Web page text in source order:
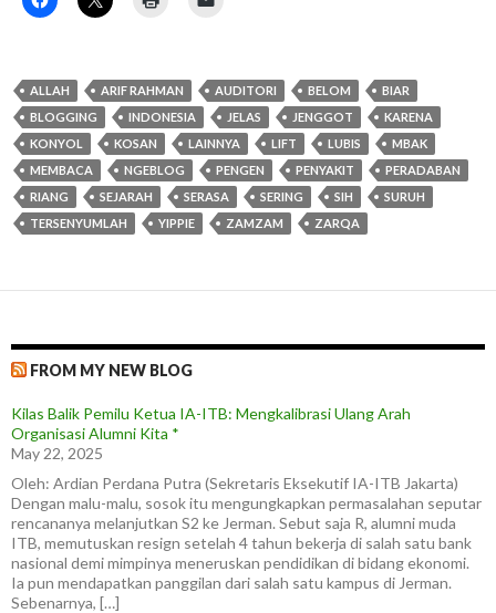
ALLAH ARIF RAHMAN AUDITORI BELOM
BIAR
BLOGGING
INDONESIA JELAS JENGGOT
KARENA
KONYOL
KOSAN LAINNYA LIFT LUBIS
MBAK
MEMBACA
NGEBLOG PENGEN PENYAKIT
PERADABAN
RIANG
SEJARAH SERASA SERING SIH
SURUH
TERSENYUMLAH
YIPPIE ZAMZAM ZARQA
FROM MY NEW BLOG
Kilas Balik Pemilu Ketua IA-ITB: Mengkalibrasi Ulang Arah
Organisasi Alumni Kita *
May 22, 2025
Oleh: Ardian Perdana Putra (Sekretaris Eksekutif IA-ITB Jakarta)
Dengan malu-malu, sosok itu mengungkapkan permasalahan seputar
rencananya melanjutkan S2 ke Jerman. Sebut saja R, alumni muda
ITB, memutuskan resign setelah 4 tahun bekerja di salah satu bank
nasional demi mimpinya meneruskan pendidikan di bidang ekonomi.
Ia pun mendapatkan panggilan dari salah satu kampus di Jerman.
Sebenarnya, […]